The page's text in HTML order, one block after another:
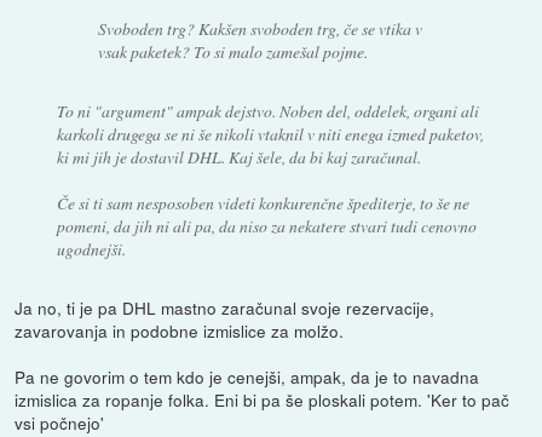
Svoboden trg? Kakšen svoboden trg, če se vtika v
vsak paketek? To si malo zamešal pojme.
To ni "argument" ampak dejstvo. Noben del, oddelek, organi ali
karkoli drugega se ni še nikoli vtaknil v niti enega izmed paketov,
ki mi jih je dostavil DHL. Kaj šele, da bi kaj zaračunal.
Če si ti sam nesposoben videti konkurenčne špediterje, to še ne
pomeni, da jih ni ali pa, da niso za nekatere stvari tudi cenovno
ugodnejši.
Ja no, ti je pa DHL mastno zaračunal svoje rezervacije,
zavarovanja in podobne izmislice za molžo.
Pa ne govorim o tem kdo je cenejši, ampak, da je to navadna
izmislica za ropanje folka. Eni bi pa še ploskali potem. 'Ker to pač
vsi počnejo'